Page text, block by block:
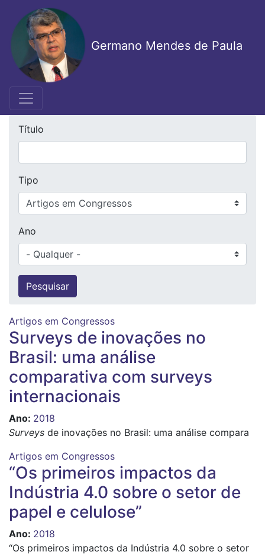
para
conteúdo
principal
Germano Mendes de Paula
Título
Tipo
Ano
Artigos em Congressos
Surveys de inovações no
Brasil: uma análise
comparativa com surveys
internacionais
Ano: 2018
Surveys de inovações no Brasil: uma análise compara
Artigos em Congressos
“Os primeiros impactos da
Indústria 4.0 sobre o setor de
papel e celulose”
Ano: 2018
“Os primeiros impactos da Indústria 4.0 sobre o setor